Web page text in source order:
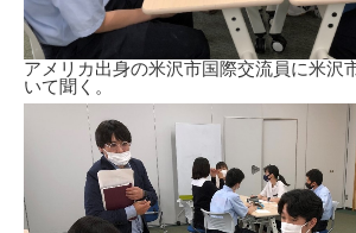
アメリカ出身の米沢市国際交流員に米沢
いて聞く。